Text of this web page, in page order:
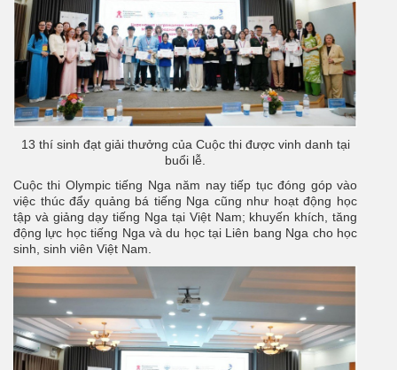
13 thí sinh đạt giải thưởng của Cuộc thi được vinh danh tại
buổi lễ.
Cuộc thi Olympic tiếng Nga năm nay tiếp tục đóng góp vào
việc thúc đẩy quảng bá tiếng Nga cũng như hoạt động học
tập và giảng dạy tiếng Nga tại Việt Nam; khuyến khích, tăng
động lực học tiếng Nga và du học tại Liên bang Nga cho học
sinh, sinh viên Việt Nam.